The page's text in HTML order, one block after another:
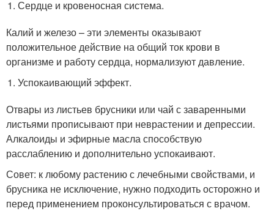
Сердце и кровеносная система.
Калий и железо – эти элементы оказывают
положительное действие на общий ток крови в
организме и работу сердца, нормализуют давление.
Успокаивающий эффект.
Отвары из листьев брусники или чай с заваренными
листьями прописывают при неврастении и депрессии.
Алкалоиды и эфирные масла способствую
расслаблению и дополнительно успокаивают.
Совет: к любому растению с лечебными свойствами, и
брусника не исключение, нужно подходить осторожно и
перед применением проконсультироваться с врачом.